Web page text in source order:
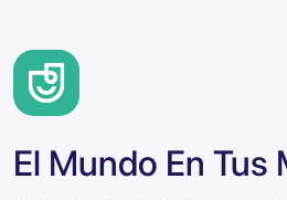
El Mundo En Tus